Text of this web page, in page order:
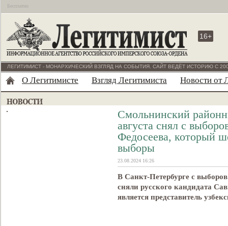
Бесплатно
16+
ЛЕГИТИМИСТ - МОНАРХИЧЕСКИЙ ВЗГЛЯД НА СОБЫТИЯ. САЙТ ВЕДЁТ ИСТОРИЮ С
О Легитимисте Взгляд Легитимиста Новости от
Смольнинский
августа снял с
Федосеева, который
выборы
23.08.2024 16:26
В Санкт-Петербурге с
сняли русского кандидата
является представитель